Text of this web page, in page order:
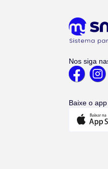
Nos siga
Baixe o